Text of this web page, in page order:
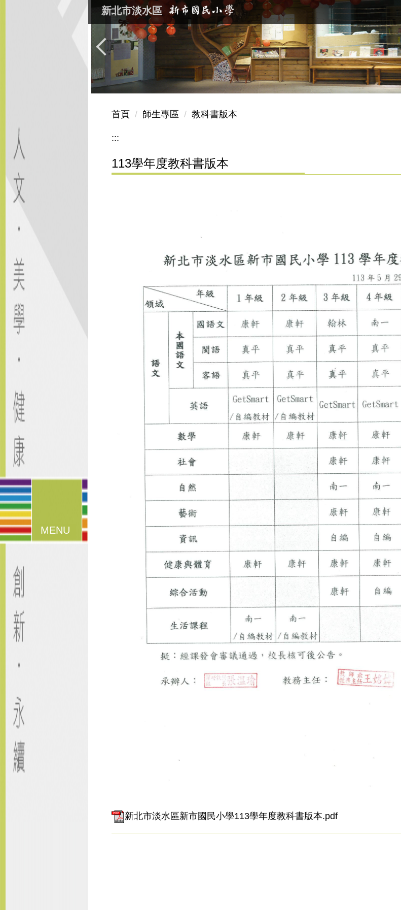
新北市淡水區
漢堡鈕
選單
首頁 師生專區 教科書版本
:::
113學年度教科書版本
新北市淡水區新市國民小學113學年度教科書版本.pdf